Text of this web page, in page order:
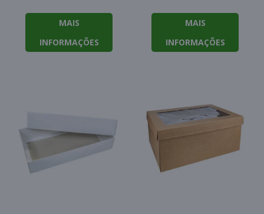
MAIS
INFORMAÇÕES
MAIS
INFORMAÇÕES